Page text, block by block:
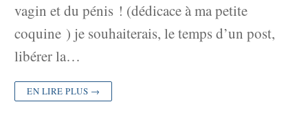
vagin et du pénis ! (dédicace à ma petite
coquine ) je souhaiterais, le temps d’un post,
libérer la…
EN LIRE PLUS →